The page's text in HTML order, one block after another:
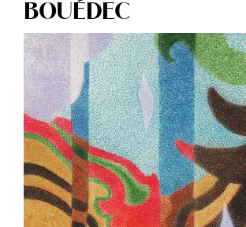
BOUÉDEC